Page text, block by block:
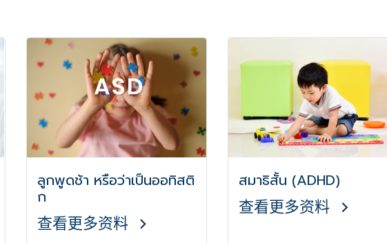
ลูกพูดช้า หรือว่าเป็นออทิสติ
ก
查看更多资料
สมาธิสั้น (ADHD)
查看更多资料